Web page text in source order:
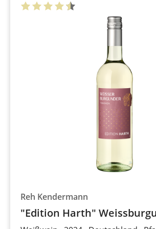
Reh Kendermann
"Edition Harth"